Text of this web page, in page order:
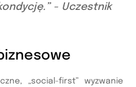
- Uczestnik
„social-first” wyzwanie